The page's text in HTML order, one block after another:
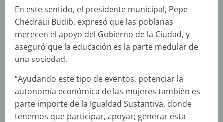
En este sentido, el presidente municipal, Pepe
Chedraui Budib, expresó que las poblanas
merecen el apoyo del Gobierno de la Ciudad, y
aseguró que la educación es la parte medular de
una sociedad.
“Ayudando este tipo de eventos, potenciar la
autonomía económica de las mujeres también es
parte importe de la Igualdad Sustantiva, donde
tenemos que participar, apoyar; generar esta